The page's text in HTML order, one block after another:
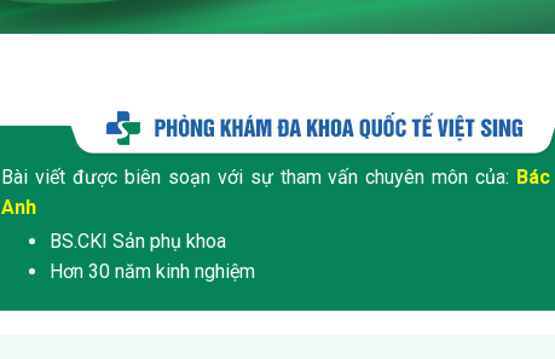
Bài viết được biên soạn với sự tham vấn chuyên môn của:
Anh
BS.CKI Sản phụ khoa
Hơn 30 năm kinh nghiệm